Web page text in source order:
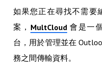
如果您正在尋找不需要
案， MultCloud會是一
台，用於管理並在
務之間傳輸資料。